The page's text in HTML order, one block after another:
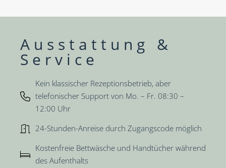
Ausstattung &
Service
Kein klassischer Rezeptionsbetrieb, aber
telefonischer Support von Mo. – Fr. 08:30 –
12:00 Uhr
24-Stunden-Anreise durch Zugangscode möglich
Kostenfreie Bettwäsche und Handtücher während
des Aufenthalts